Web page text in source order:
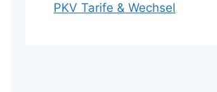
PKV Tarife & Wechsel